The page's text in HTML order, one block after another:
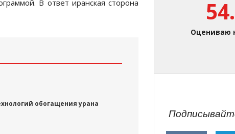
В ответ иранская сторона
обогащения урана
Оцениваю